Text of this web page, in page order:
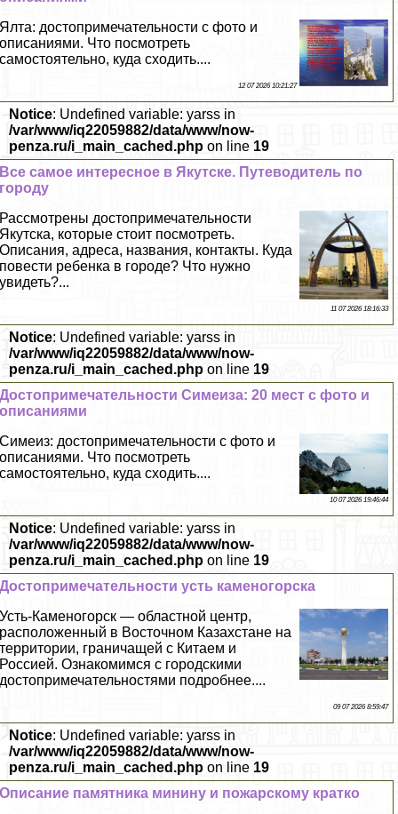
Ялта: достопримечательности с фото и
описаниями. Что посмотреть
самостоятельно, куда сходить....
12 07 2026 10:21:27
Notice: Undefined variable: yarss in
/var/www/iq22059882/data/www/now-
penza.ru/i_main_cached.php on line 19
Все самое интересное в Якутске. Путеводитель по
городу
Рассмотрены достопримечательности
Якутска, которые стоит посмотреть.
Описания, адреса, названия, контакты. Куда
повести ребенка в городе? Что нужно
увидеть?...
11 07 2026 18:16:33
Notice: Undefined variable: yarss in
/var/www/iq22059882/data/www/now-
penza.ru/i_main_cached.php on line 19
Достопримечательности Симеиза: 20 мест с фото и
описаниями
Симеиз: достопримечательности с фото и
описаниями. Что посмотреть
самостоятельно, куда сходить....
10 07 2026 19:46:44
Notice: Undefined variable: yarss in
/var/www/iq22059882/data/www/now-
penza.ru/i_main_cached.php on line 19
Достопримечательности усть каменогорска
Усть-Каменогорск — областной центр,
расположенный в Восточном Казахстане на
территории, граничащей с Китаем и
Россией. Ознакомимся с городскими
достопримечательностями подробнее....
09 07 2026 8:59:47
Notice: Undefined variable: yarss in
/var/www/iq22059882/data/www/now-
penza.ru/i_main_cached.php on line 19
Описание памятника минину и пожарскому кратко